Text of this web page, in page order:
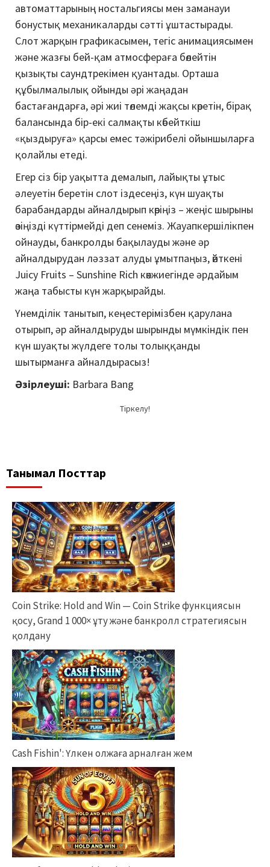
автоматтарының ностальгиясы мен заманауи
бонустық механикаларды сәтті ұштастырады.
Слот жарқын графикасымен, тегіс анимациясымен
және жазғы бей-қам атмосфераға бөлейтін
қызықты саундтрекімен қуантады. Орташа
құбылмалылық ойынды әрі жаңадан
бастағандарға, әрі жиі төлемді жақсы көретін, бірақ
балансында бір-екі салмақты көбейткіш
«қыздыруға» қарсы емес тәжірибелі ойыншыларға
қолайлы етеді.
Егер сіз бір уақытта демалып, лайықты ұтыс
әлеуетін беретін слот іздесеңіз, күн шуақты
барабандарды айналдырып көріңіз – жеңіс шырыны
өзіңізді күттірмейді деп сенеміз. Жауапкершілікпен
ойнауды, банкролды бақылауды және әр
айналдырудан ләззат алуды ұмытпаңыз, өйткені
Juicy Fruits – Sunshine Rich көкжиегінде әрдайым
жаңа табысты күн жарқырайды.
Үнемділік танытып, кеңестерімізбен қарулана
отырып, әр айналдыруды шырынды мүмкіндік пен
күн шуақты жүлдеге толы толыққанды
шытырманға айналдырасыз!
Әзірлеуші: Barbara Bang
Тіркелу!
Танымал Посттар
Coin Strike: Hold and Win — Coin Strike функциясын
қосу, Grand 1 000× ұту және банкролл стратегиясын
қолдану
Cash Fishin': Үлкен олжаға арналған жем